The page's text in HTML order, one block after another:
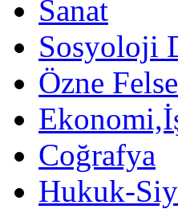
Sanat
Sosyoloji
Özne
Coğrafya
Hukuk-